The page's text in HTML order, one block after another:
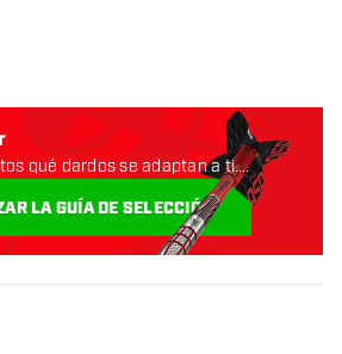
qué dardos se adaptan a ti.
LA GUÍA DE SELECCIÓN